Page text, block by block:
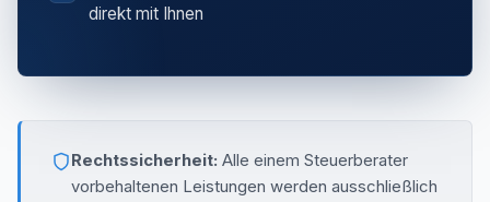
direkt mit Ihnen
Rechtssicherheit: Alle einem Steuerberater
vorbehaltenen Leistungen werden ausschließlich